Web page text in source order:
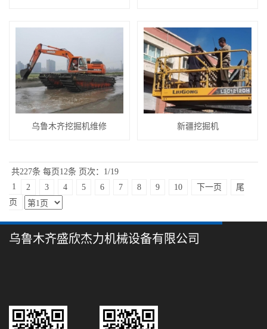
乌鲁木齐挖掘机维修 新疆挖掘机
共227条 每页12条 页次：1/19
1
2 3 4 5 6 7 8 9 10 下一页
尾
页
乌鲁木齐盛欣杰力机械设备有限公司